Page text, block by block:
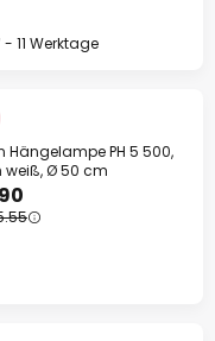
- 11 Werktage
Hängelampe PH 5 500,
Ø 50 cm